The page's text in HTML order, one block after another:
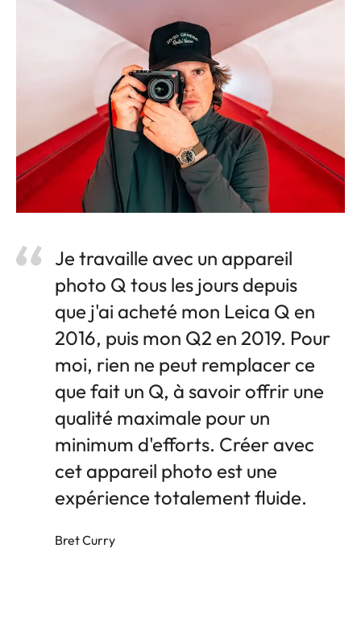
Je travaille avec un appareil
photo Q tous les jours depuis
que j'ai acheté mon Leica Q en
2016, puis mon Q2 en 2019. Pour
moi, rien ne peut remplacer ce
que fait un Q, à savoir offrir une
qualité maximale pour un
minimum d'efforts. Créer avec
cet appareil photo est une
expérience totalement fluide.
Bret Curry